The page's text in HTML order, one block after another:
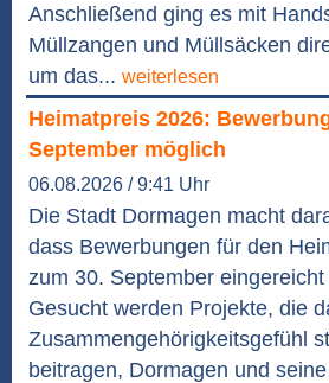
Anschließend ging es mit
Müllzangen und Müllsäcken
um das... weiterlesen
Heimatpreis 2026:
September möglich
06.08.2026 / 9:41 Uhr
Die Stadt Dormagen macht
dass Bewerbungen für den
zum 30. September
Gesucht werden Projekte, die
Zusammengehörigkeitsgefühl
beitragen, Dormagen und